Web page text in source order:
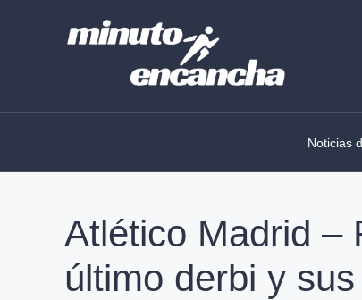
Noticias
Atlético Madrid –
último derbi y